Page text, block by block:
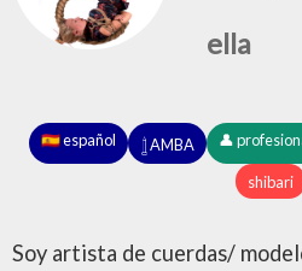
ella
🇪🇸 español 𓉶 AMBA 👤
shibari
Soy artista de cuerdas/